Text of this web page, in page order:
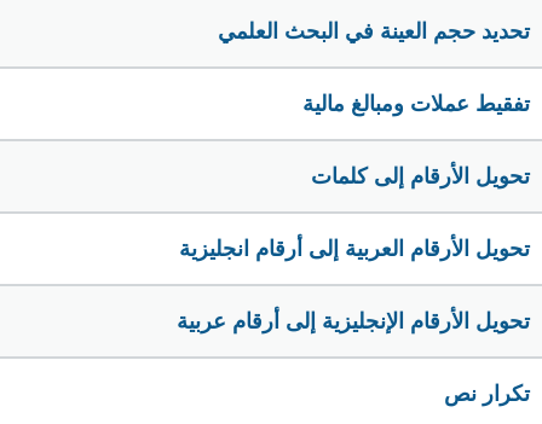
تحديد حجم العينة في البحث العلمي
تفقيط عملات ومبالغ مالية
تحويل الأرقام إلى كلمات
تحويل الأرقام العربية إلى أرقام انجليزية
تحويل الأرقام الإنجليزية إلى أرقام عربية
تكرار نص